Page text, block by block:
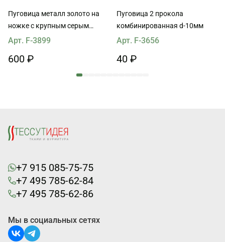
Пуговица металл золото на
ножке с крупным серым
стразом Swarovski d-16мм
Арт. F-3899
600 ₽
Пуговица 2 прокола
комбинированная d-10мм
Арт. F-3656
40 ₽
+7 915 085-75-75
+7 495 785-62-84
+7 495 785-62-86
Мы в социальных сетях